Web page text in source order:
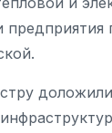
предприятия